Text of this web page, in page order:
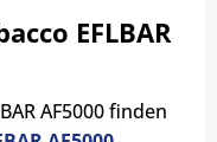
EFLBAR
AF5000 finden